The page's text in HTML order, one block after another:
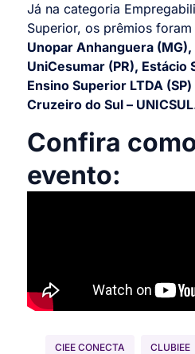
Já na categoria
Superior, os prêmios foram
Unopar Anhanguera
UniCesumar (PR), Estácio
Ensino Superior LTDA
Cruzeiro do Sul –
Confira
evento:
CIEE CONECTA CLUBIEE